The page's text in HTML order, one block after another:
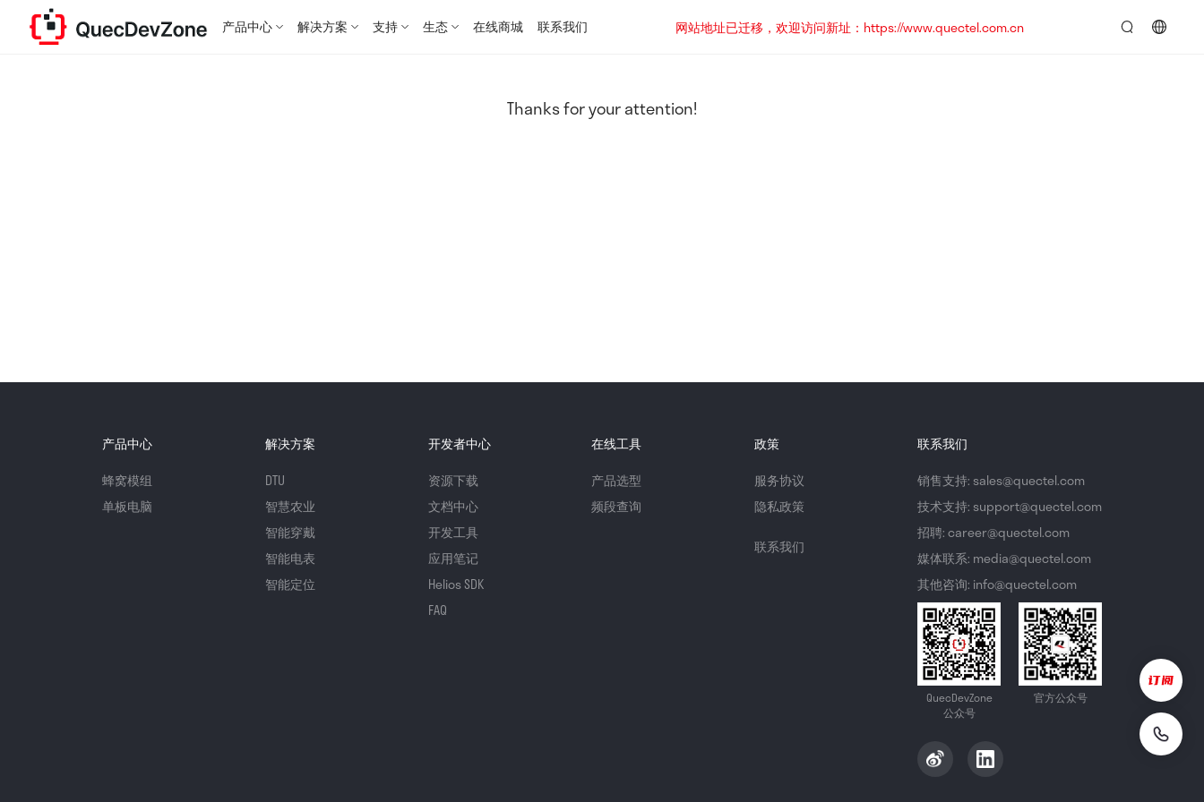
产品中心 解决方案 支持 生态 在线商城 联系我们
网站地址已迁移，欢迎访问新址：https://www.quectel.com.cn
Thanks for your attention!
产品中心
蜂窝模组
单板电脑
解决方案
DTU
智慧农业
智能穿戴
智能电表
智能定位
开发者中心
资源下载
文档中心
开发工具
应用笔记
Helios SDK
FAQ
在线工具
产品选型
频段查询
政策
服务协议
隐私政策
联系我们
联系我们
销售支持: sales@quectel.com
技术支持: support@quectel.com
招聘: career@quectel.com
媒体联系: media@quectel.com
其他咨询: info@quectel.com
QuecDevZone
公众号
官方公众号